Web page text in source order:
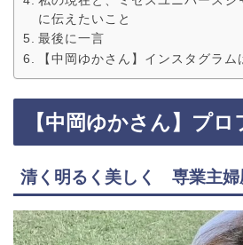
に伝えたいこと
最後に一言
【中岡ゆかさん】インスタグラム
【中岡ゆかさん】プ
清く明るく美しく 専業主婦